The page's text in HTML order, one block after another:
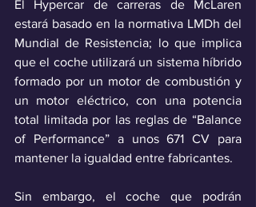
El Hypercar de carreras de McLaren
estará basado en la normativa LMDh del
Mundial de Resistencia; lo que implica
que el coche utilizará un sistema híbrido
formado por un motor de combustión y
un motor eléctrico, con una potencia
total limitada por las reglas de “Balance
of Performance” a unos 671 CV para
mantener la igualdad entre fabricantes.
Sin embargo, el coche que podrán